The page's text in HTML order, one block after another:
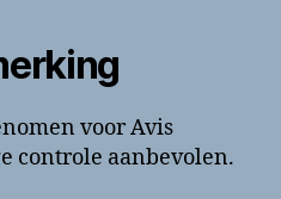
voor Avis
controle aanbevolen.